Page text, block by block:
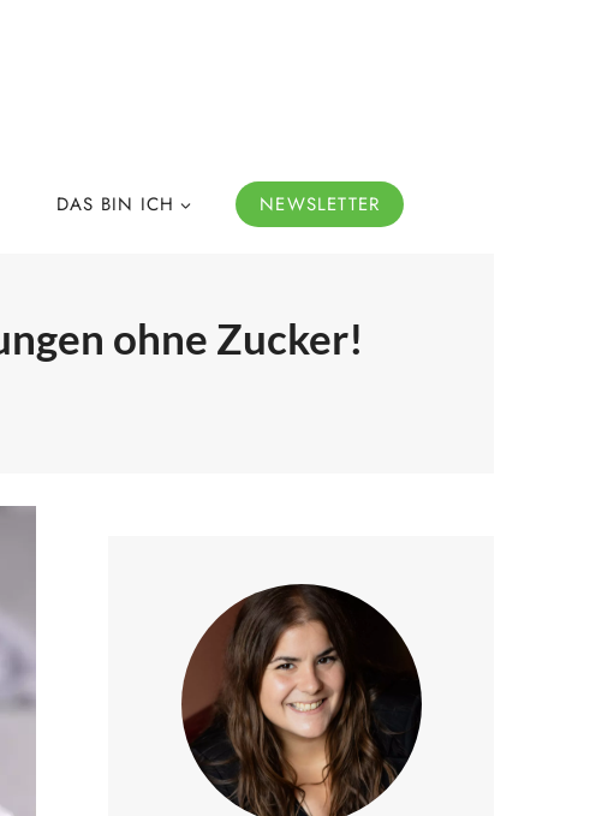
DAS BIN ICH NEWSLETTER
ohne Zucker!